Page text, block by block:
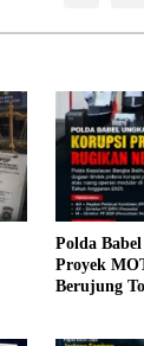
Polda Babel
Proyek
Berujung